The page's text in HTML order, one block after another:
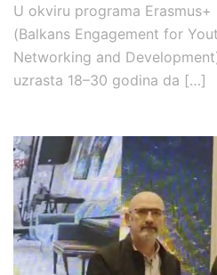
U okviru programa Erasmus+
(Balkans Engagement for
Networking and
uzrasta 18–30 godina da […]